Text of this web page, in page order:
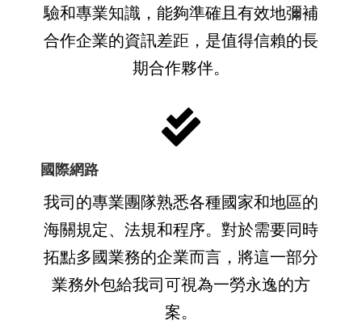
驗和專業知識，能夠準確且有效地彌補
合作企業的資訊差距，是值得信賴的長
期合作夥伴。
國際網路
我司的專業團隊熟悉各種國家和地區的
海關規定、法規和程序。對於需要同時
拓點多國業務的企業而言，將這一部分
業務外包給我司可視為一勞永逸的方
案。